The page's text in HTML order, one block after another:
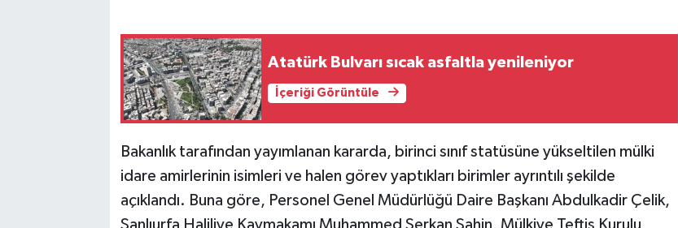
Atatürk Bulvarı sıcak asfaltla yenileniyor
İçeriği Görüntüle
Bakanlık tarafından yayımlanan kararda, birinci sınıf statüsüne yükseltilen mülki
idare amirlerinin isimleri ve halen görev yaptıkları birimler ayrıntılı şekilde
açıklandı. Buna göre, Personel Genel Müdürlüğü Daire Başkanı Abdulkadir Çelik,